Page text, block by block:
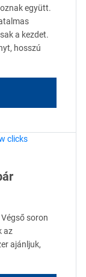
együtt.
a kezdet.
hosszú
soron
az
ajánljuk,